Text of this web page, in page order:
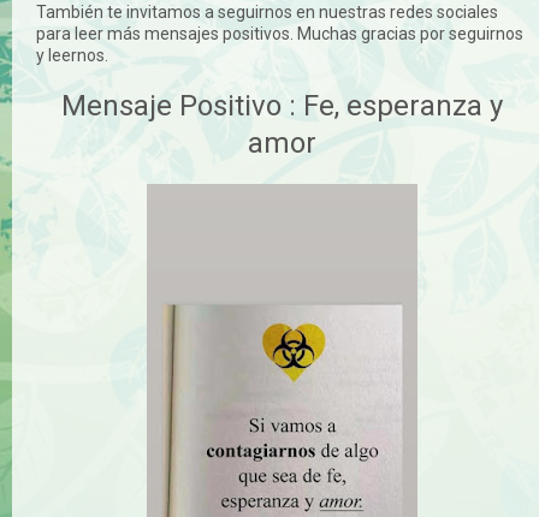
También te invitamos a seguirnos en nuestras redes sociales
para leer más mensajes positivos. Muchas gracias por seguirnos
y leernos.
Mensaje Positivo : Fe, esperanza y
amor